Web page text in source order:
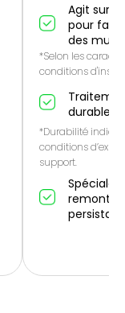
Agit sur
pour
des murs*
*Selon les
conditions
durable*
*Durabilité
conditions
support.